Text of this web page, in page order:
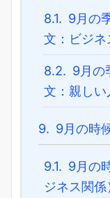
8.1. 9月の
文：ビジネ
8.2. 9月の
文：親しい
9. 9月の時
9.1. 9月の
ジネス関係